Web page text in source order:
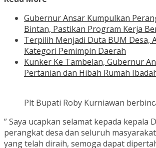
Gubernur Ansar Kumpulkan
Bintan, Pastikan Program Kerja
Terpilih Menjadi Duta BUM Desa,
Kategori Pemimpin Daerah
Kunker Ke Tambelan, Gubernur
Pertanian dan Hibah Rumah
Plt Bupati Roby Kurniawan
” Saya ucapkan selamat kepada kepala
perangkat desa dan seluruh
yang telah diraih, semoga dapat